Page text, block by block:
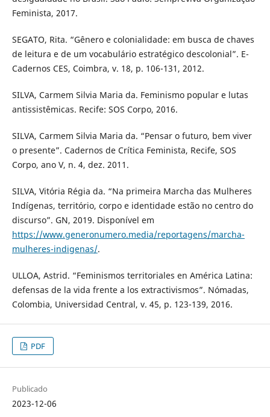
Feminista, 2017.
SEGATO, Rita. “Gênero e colonialidade: em busca de chaves
de leitura e de um vocabulário estratégico descolonial”. E-
Cadernos CES, Coimbra, v. 18, p. 106-131, 2012.
SILVA, Carmem Silvia Maria da. Feminismo popular e lutas
antissistêmicas. Recife: SOS Corpo, 2016.
SILVA, Carmem Silvia Maria da. “Pensar o futuro, bem viver
o presente”. Cadernos de Crítica Feminista, Recife, SOS
Corpo, ano V, n. 4, dez. 2011.
SILVA, Vitória Régia da. “Na primeira Marcha das Mulheres
Indígenas, território, corpo e identidade estão no centro do
discurso”. GN, 2019. Disponível em
https://www.generonumero.media/reportagens/marcha-
mulheres-indigenas/.
ULLOA, Astrid. “Feminismos territoriales en América Latina:
defensas de la vida frente a los extractivismos”. Nómadas,
Colombia, Universidad Central, v. 45, p. 123-139, 2016.
PDF
Publicado
2023-12-06